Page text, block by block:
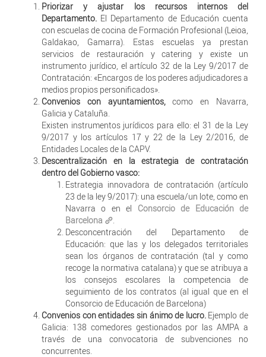
Priorizar y ajustar los recursos internos del
Departamento. El Departamento de Educación cuenta
con escuelas de cocina de Formación Profesional (Leioa,
Galdakao, Gamarra). Estas escuelas ya prestan
servicios de restauración y catering y existe un
instrumento jurídico, el artículo 32 de la Ley 9/2017 de
Contratación: «Encargos de los poderes adjudicadores a
medios propios personificados».
Convenios con ayuntamientos,como en Navarra,
Galicia y Cataluña.
Existen instrumentos jurídicos para ello: el 31 de la Ley
9/2017 y los artículos 17 y 22 de la Ley 2/2016, de
Entidades Locales de la CAPV.
Descentralización en la estrategia de contratación
dentro del Gobierno vasco:
Estrategia innovadora de contratación (artículo
23 de la ley 9/2017): una escuela/un lote, como en
Navarra o en el Consorcio de Educación de
Barcelona
.
Desconcentración del Departamento de
Educación: que las y los delegados territoriales
sean los órganos de contratación (tal y como
recoge la normativa catalana) y que se atribuya a
los consejos escolares la competencia de
seguimiento de los contratos (al igual que en el
Consorcio de Educación de Barcelona)
Convenios con entidades sin ánimo de lucro. Ejemplo de
Galicia: 138 comedores gestionados por las AMPA a
través de una convocatoria de subvenciones no
concurrentes.